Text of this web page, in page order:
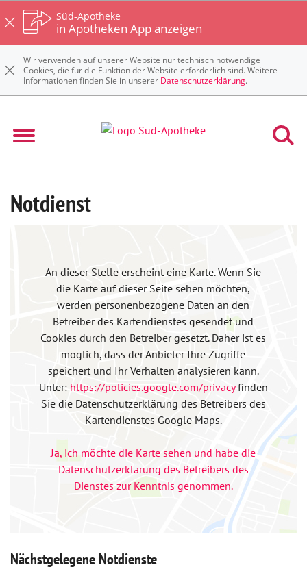
Süd-Apotheke
in Apotheken App anzeigen
Wir verwenden auf unserer Website nur technisch notwendige
Cookies, die für die Funktion der Website erforderlich sind. Weitere
Informationen finden Sie in unserer Datenschutzerklärung.
Notdienst
An dieser Stelle erscheint eine Karte. Wenn Sie
die Karte auf dieser Seite sehen möchten,
werden personenbezogene Daten an den
Betreiber des Kartendienstes gesendet und
Cookies durch den Betreiber gesetzt. Daher ist es
möglich, dass der Anbieter Ihre Zugriffe
speichert und Ihr Verhalten analysieren kann.
Unter: https://policies.google.com/privacyfinden
Sie die Datenschutzerklärung des Betreibers des
Kartendienstes Google Maps.
Ja, ich möchte die Karte sehen und habe die
Datenschutzerklärung des Betreibers des
Dienstes zur Kenntnis genommen.
Nächstgelegene Notdienste